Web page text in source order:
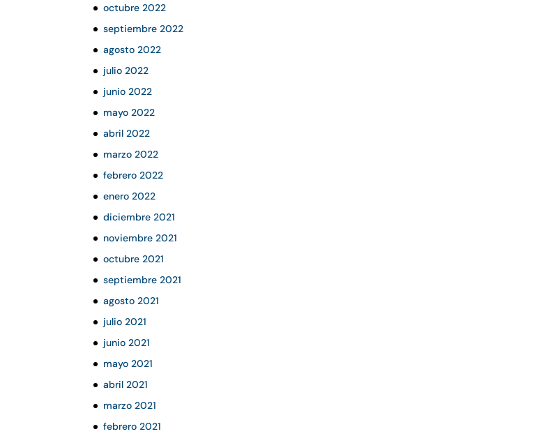
octubre 2022
septiembre 2022
agosto 2022
julio 2022
junio 2022
mayo 2022
abril 2022
marzo 2022
febrero 2022
enero 2022
diciembre 2021
noviembre 2021
octubre 2021
septiembre 2021
agosto 2021
julio 2021
junio 2021
mayo 2021
abril 2021
marzo 2021
febrero 2021